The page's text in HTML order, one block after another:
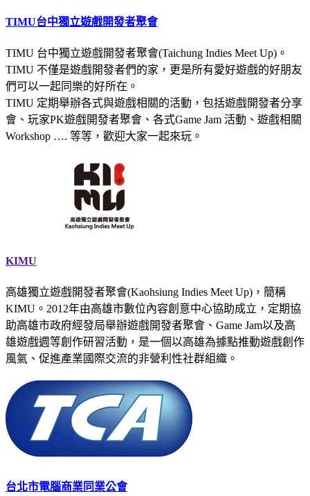
TIMU台中獨立遊戲開發者聚會
TIMU 台中獨立遊戲開發者聚會(Taichung Indies Meet Up)。
TIMU 不僅是遊戲開發者們的家，更是所有愛好遊戲的好朋友
們可以一起同樂的好所在。
TIMU 定期舉辦各式與遊戲相關的活動，包括遊戲開發者分享
會、玩家PK遊戲開發者聚會、各式Game Jam 活動、遊戲相關
Workshop …. 等等，歡迎大家一起來玩。
KIMU
高雄獨立遊戲開發者聚會(Kaohsiung Indies Meet Up)，簡稱
KIMU。2012年由高雄市數位內容創意中心協助成立，定期協
助高雄市政府經發局舉辦遊戲開發者聚會、Game Jam以及高
雄遊戲週等創作研習活動，是一個以高雄為據點推動遊戲創作
風氣、促進產業國際交流的非營利性社群組織。
台北市電腦商業同業公會